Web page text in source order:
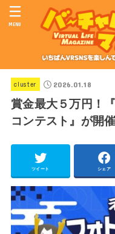
MENU
cluster 2026.01.18
賞金最大５万円！
コンテスト』が開
ツイート シェア